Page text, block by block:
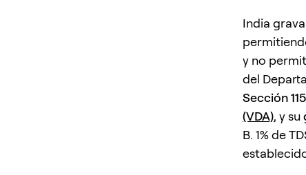
India
y no
del
Sección
(VDA), y su
B. 1% de